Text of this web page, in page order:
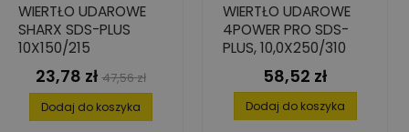
WIERTŁO UDAROWE
SHARX SDS-PLUS
10X150/215
Cena
23,78 zł Cena
podstawowa
47,56 zł
Dodaj do koszyka
WIERTŁO UDAROWE
4POWER PRO SDS-
PLUS, 10,0X250/310
Cena
58,52 zł
Dodaj do koszyka